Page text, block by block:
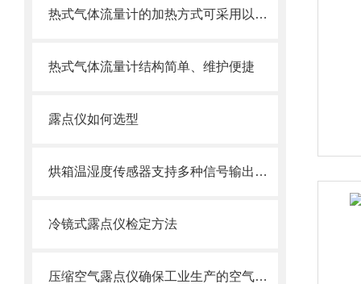
热式气体流量计的加热方式可采用以下不同方法
热式气体流量计结构简单、维护便捷
露点仪如何选型
烘箱温湿度传感器支持多种信号输出模式
冷镜式露点仪检定方法
压缩空气露点仪确保工业生产的空气质量